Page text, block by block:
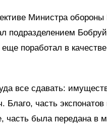
Министра
подразделением
поработал в
все сдавать:
Благо, часть
часть была передана в